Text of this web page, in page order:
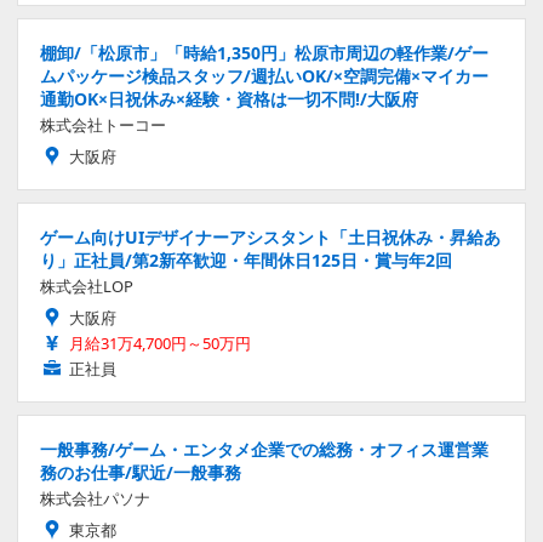
棚卸/「松原市」「時給1,350円」松原市周辺の軽作業/ゲー
ムパッケージ検品スタッフ/週払いOK/×空調完備×マイカー
通勤OK×日祝休み×経験・資格は一切不問!/大阪府
株式会社トーコー
大阪府
ゲーム向けUIデザイナーアシスタント「土日祝休み・昇給あ
り」正社員/第2新卒歓迎・年間休日125日・賞与年2回
株式会社LOP
大阪府
月給31万4,700円～50万円
正社員
一般事務/ゲーム・エンタメ企業での総務・オフィス運営業
務のお仕事/駅近/一般事務
株式会社パソナ
東京都